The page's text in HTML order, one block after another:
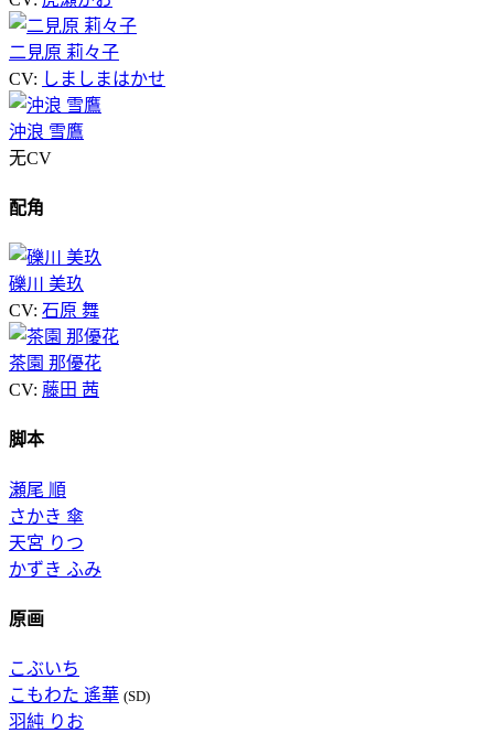
二見原 莉々子
CV: しましまはかせ
沖浪 雪鷹
无CV
配角
礫川 美玖
CV: 石原 舞
茶園 那優花
CV: 藤田 茜
脚本
瀬尾 順
さかき 傘
天宮 りつ
かずき ふみ
原画
こぶいち
こもわた 遙華 (SD)
羽純 りお